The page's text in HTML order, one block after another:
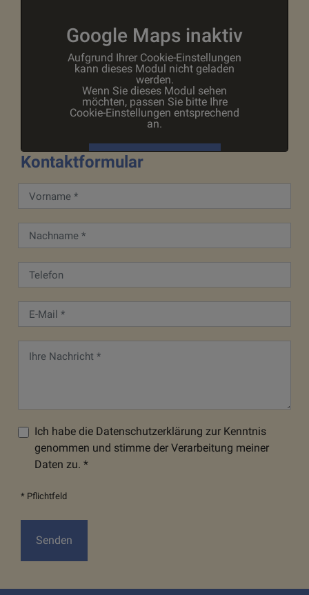
Google Maps inaktiv
Aufgrund Ihrer Cookie-Einstellungen
kann dieses Modul nicht geladen
werden.
Wenn Sie dieses Modul sehen
möchten, passen Sie bitte Ihre
Cookie-Einstellungen entsprechend
an.
Cookie Einstellungen
Kontaktformular
Ich habe die Datenschutzerklärung zur Kenntnis
genommen und stimme der Verarbeitung meiner
Daten zu. *
* Pflichtfeld